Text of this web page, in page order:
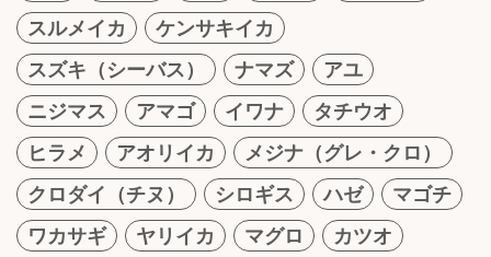
スルメイカ
ケンサキイカ
スズキ（シーバス）
ナマズ
アユ
ニジマス
アマゴ イワナ
タチウオ
ヒラメ
アオリイカ
メジナ（グレ・クロ）
クロダイ（チヌ）
シロギス ハゼ
マゴチ
ワカサギ
ヤリイカ マグロ
カツオ